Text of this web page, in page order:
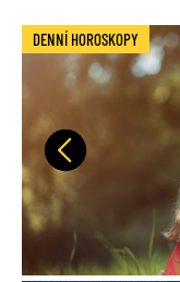
Předchozí
DENNÍ HOROSKOPY